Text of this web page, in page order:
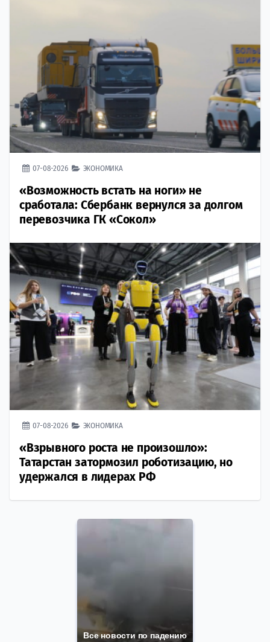
07-08-2026 ЭКОНОМИКА
«Возможность встать на ноги» не
сработала: Сбербанк вернулся за долгом
перевозчика ГК «Сокол»
07-08-2026 ЭКОНОМИКА
«Взрывного роста не произошло»:
Татарстан затормозил роботизацию, но
удержался в лидерах РФ
Все новости по падению